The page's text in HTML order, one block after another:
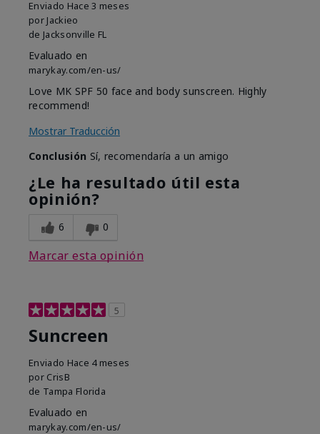
Enviado Hace 3 meses
por Jackieo
de Jacksonville FL
Evaluado en
marykay.com/en-us/
Love MK SPF 50 face and body sunscreen. Highly
recommend!
Mostrar Traducción
Conclusión Sí, recomendaría a un amigo
¿Le ha resultado útil esta
opinión?
6 0
Marcar esta opinión
5
Suncreen
Enviado Hace 4 meses
por CrisB
de Tampa Florida
Evaluado en
marykay.com/en-us/